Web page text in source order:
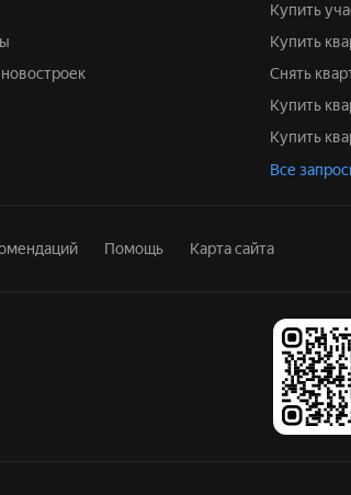
новостроек
Купить
Купить
Снять
Купить
Купить
Все
Помощь Карта сайта